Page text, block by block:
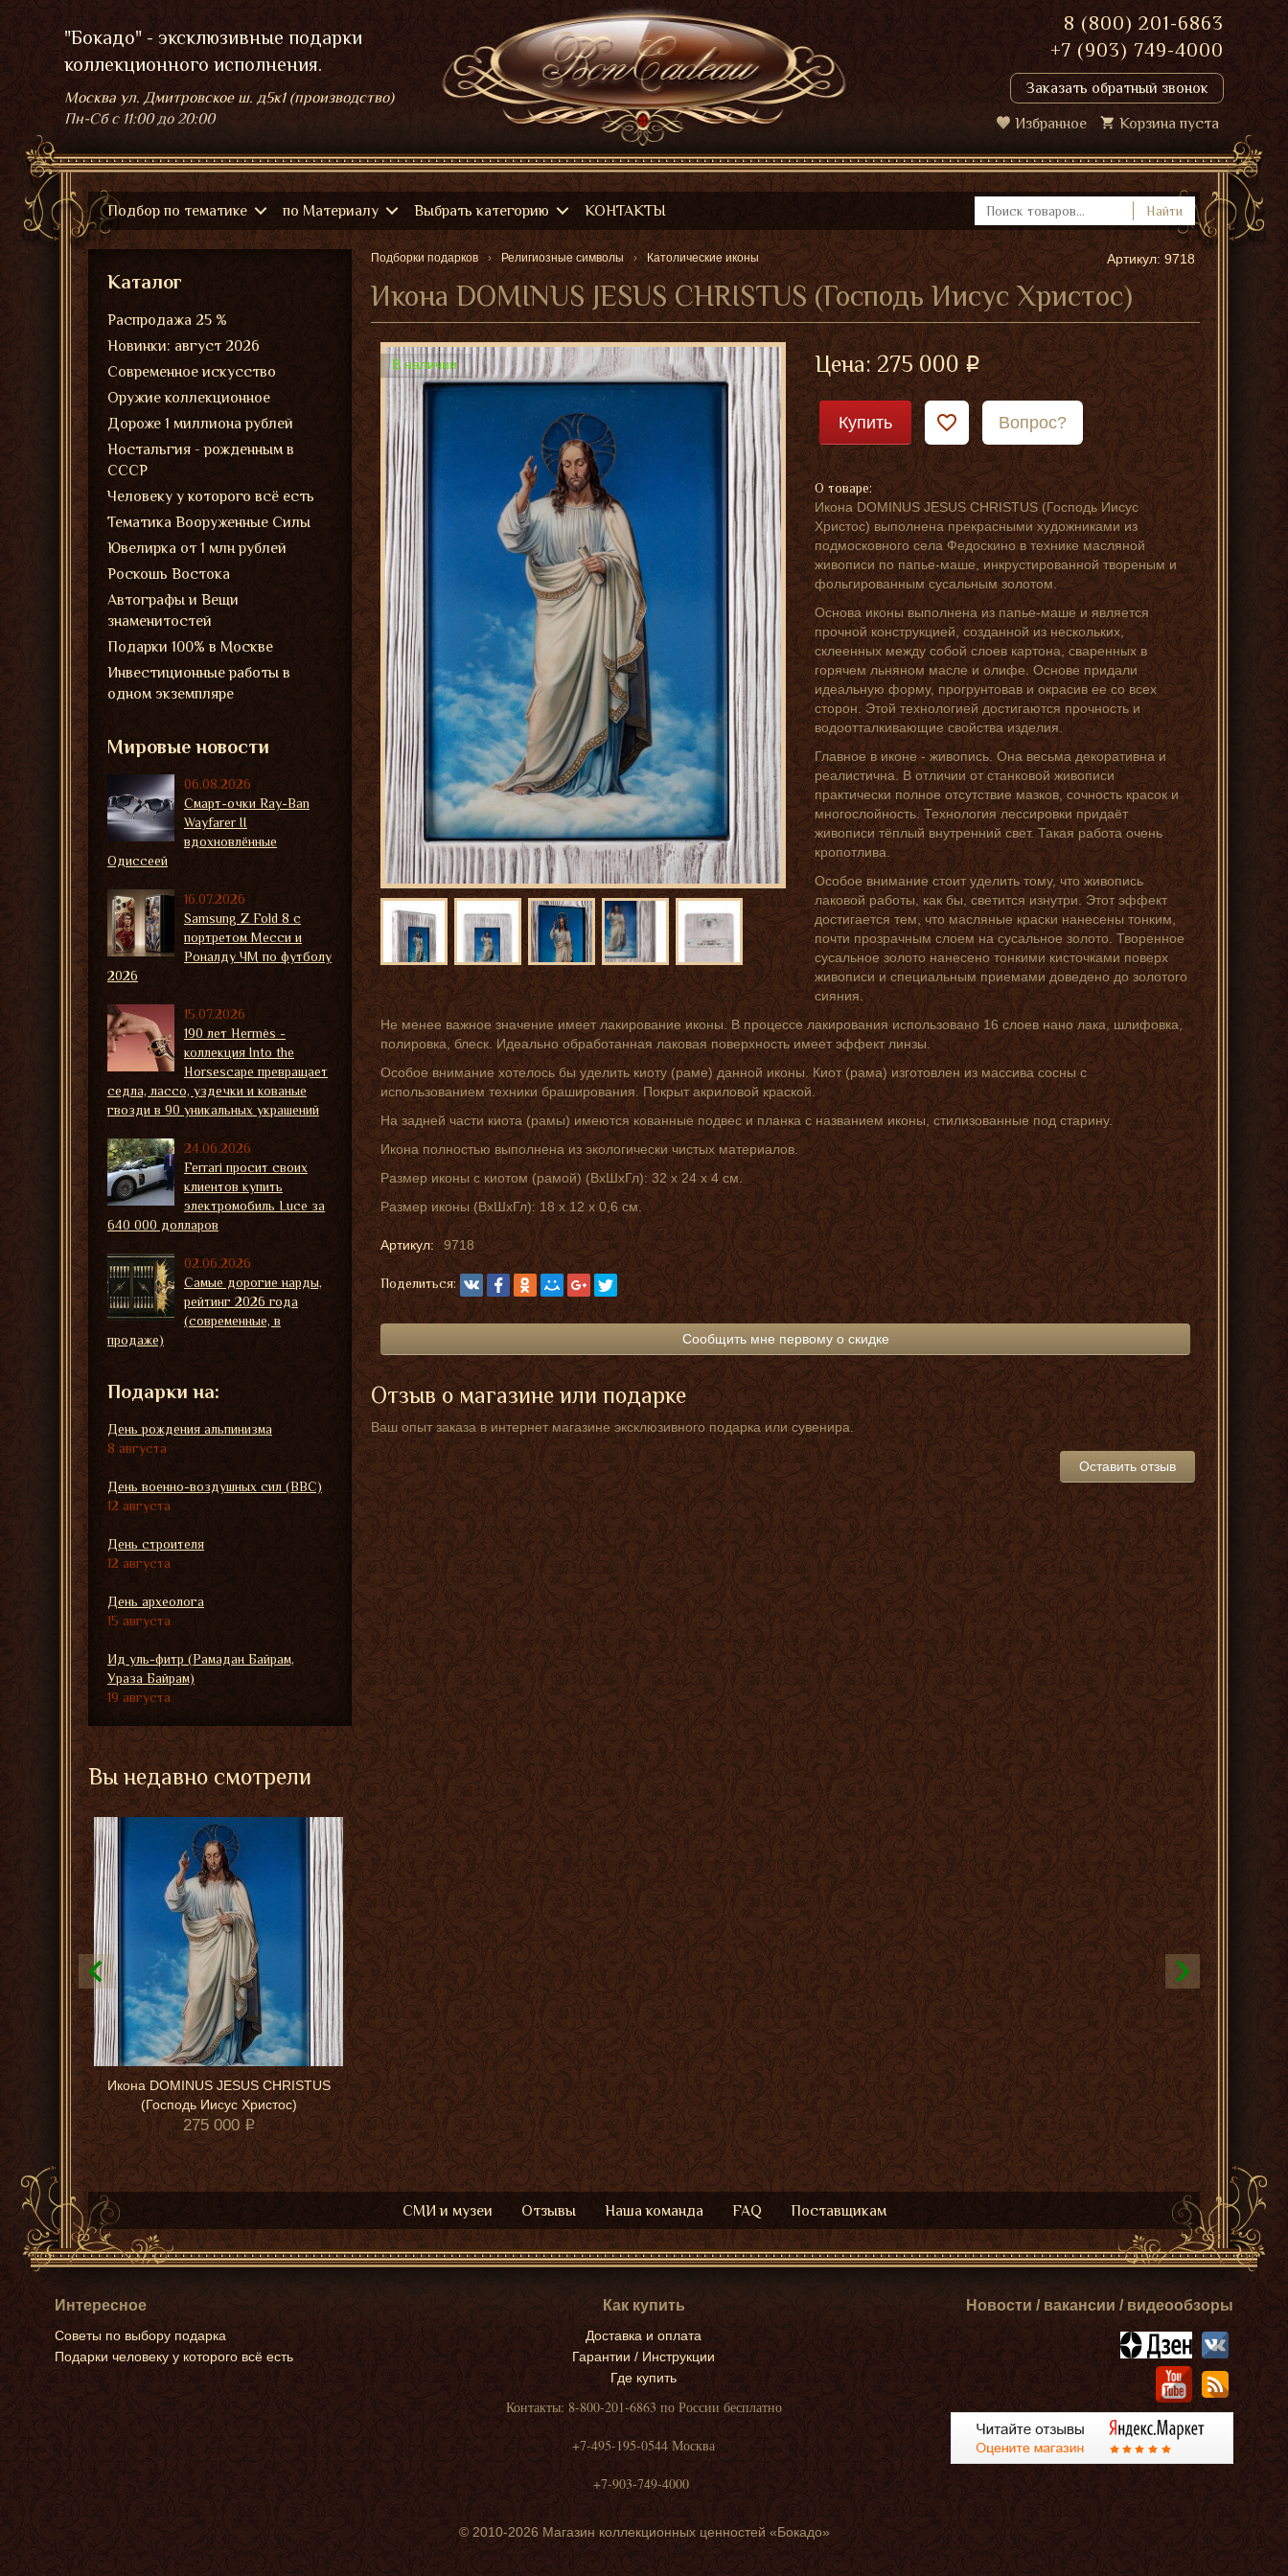
"Бокадо" - эксклюзивные подарки
коллекционного исполнения.
Москва ул. Дмитровское ш. д5к1 (производство)
Пн-Сбс 11:00 до 20:00
8 (800) 201-6863
+7 (903) 749-4000
Заказать обратный звонок
Избранное Корзина пуста
Подбор по тематике по Материалу Выбрать категорию КОНТАКТЫ Найти
Подборки подарков Религиозные символы Католические иконы
Икона DOMINUS JESUS CHRISTUS (Господь Иисус Христос)
Артикул: 9718
В наличии Цена:275 000
Купить Вопрос?
О товаре:
Икона DOMINUS JESUS CHRISTUS (Господь Иисус
Христос) выполнена прекрасными художниками из
подмосковного села Федоскино в технике масляной
живописи по папье-маше, инкрустированной твореным и
фольгированным сусальным золотом.
Основа иконы выполнена из папье-маше и является
прочной конструкцией, созданной из нескольких,
склеенных между собой слоев картона, сваренных в
горячем льняном масле и олифе. Основе придали
идеальную форму, прогрунтовав и окрасив ее со всех
сторон. Этой технологией достигаются прочность и
водоотталкивающие свойства изделия.
Главное в иконе - живопись. Она весьма декоративна и
реалистична. В отличии от станковой живописи
практически полное отсутствие мазков, сочность красок и
многослойность. Технология лессировки придаёт
живописи тёплый внутренний свет. Такая работа очень
кропотлива.
Особое внимание стоит уделить тому, что живопись
лаковой работы, как бы, светится изнутри. Этот эффект
достигается тем, что масляные краски нанесены тонким,
почти прозрачным слоем на сусальное золото. Творенное
сусальное золото нанесено тонкими кисточками поверх
живописи и специальным приемами доведено до золотого
сияния.
Не менее важное значение имеет лакирование иконы. В процессе лакирования использовано 16 слоев нано лака, шлифовка,
полировка, блеск. Идеально обработанная лаковая поверхность имеет эффект линзы.
Особое внимание хотелось бы уделить киоту (раме) данной иконы. Киот (рама) изготовлен из массива сосны с
использованием техники браширования. Покрыт акриловой краской.
На задней части киота (рамы) имеются кованные подвес и планка с названием иконы, стилизованные под старину.
Икона полностью выполнена из экологически чистых материалов.
Размер иконы с киотом (рамой) (ВхШхГл): 32 х 24 х 4 см.
Размер иконы (ВхШхГл): 18 х 12 х 0,6 см.
Артикул: 9718
Поделиться:
Сообщить мне первому о скидке
Отзыв о магазине или подарке
Ваш опыт заказа в интернет магазине эксклюзивного подарка или сувенира.
Оставить отзыв
Каталог
Распродажа 25 %
Новинки: август 2026
Современное искусство
Оружие коллекционное
Дороже 1 миллиона рублей
Ностальгия - рожденным в
СССР
Человеку у которого всё есть
Тематика Вооруженные Силы
Ювелирка от 1 млн рублей
Роскошь Востока
Автографы и Вещи
знаменитостей
Подарки 100% в Москве
Инвестиционные работы в
одном экземпляре
Мировые новости
06.08.2026
Смарт-очки Ray-Ban
Wayfarer II
вдохновлённые
Одиссеей
16.07.2026
Samsung Z Fold 8 с
портретом Месси и
Роналду ЧМ по футболу
2026
15.07.2026
190 лет Hermès -
коллекция Into the
Horsescape превращает
седла, лассо, уздечки и кованые
гвозди в 90 уникальных украшений
24.06.2026
Ferrari просит своих
клиентов купить
электромобиль Luce за
640 000 долларов
02.06.2026
Самые дорогие нарды,
рейтинг 2026 года
(современные, в
продаже)
Подарки на:
День рождения альпинизма
8 августа
День военно-воздушных сил (ВВС)
12 августа
День строителя
12 августа
День археолога
15 августа
Ид уль-фитр (Рамадан Байрам,
Ураза Байрам)
19 августа
Вы недавно смотрели
Икона DOMINUS JESUS CHRISTUS
(Господь Иисус Христос)
275 000
СМИ и музеи Отзывы Наша команда FAQ Поставщикам
Интересное
Советы по выбору подарка
Подарки человеку у которого всё есть
Как купить
Доставка и оплата
Гарантии / Инструкции
Где купить
Контакты: 8-800-201-6863 по России бесплатно
+7-495-195-0544 Москва
+7-903-749-4000
Новости / вакансии / видеообзоры
© 2010-2026 Магазин коллекционных ценностей «Бокадо»